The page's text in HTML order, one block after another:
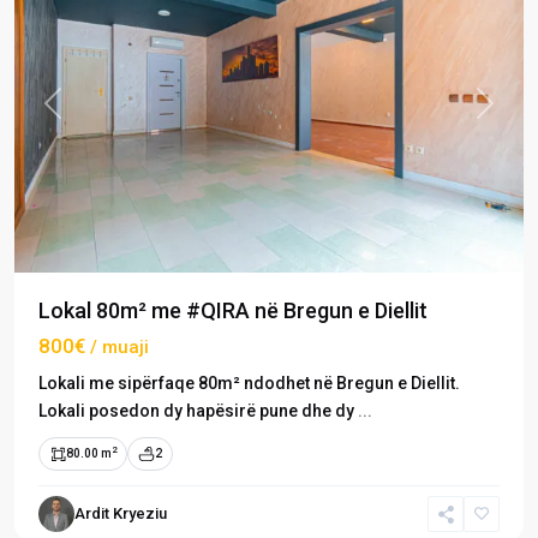
Previous Next
Lokal 80m² me #QIRA në Bregun e Diellit
800€ / muaji
Lokali me sipërfaqe 80m² ndodhet në Bregun e Diellit.
Lokali posedon dy hapësirë pune dhe dy ...
80.00 m 2 2
Ardit Kryeziu
Bregu
Diellit,